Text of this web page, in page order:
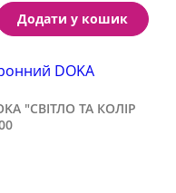
Додати у кошик
"СВІТЛО ТА КОЛІР